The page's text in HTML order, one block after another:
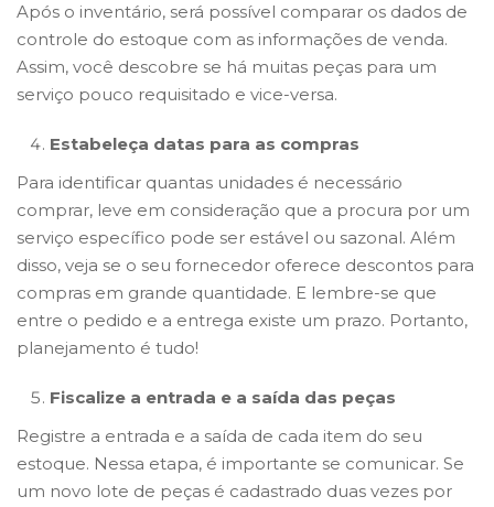
Após o inventário, será possível comparar os dados de
controle do estoque com as informações de venda.
Assim, você descobre se há muitas peças para um
serviço pouco requisitado e vice-versa.
Estabeleça datas para as compras
Para identificar quantas unidades é necessário
comprar, leve em consideração que a procura por um
serviço específico pode ser estável ou sazonal. Além
disso, veja se o seu fornecedor oferece descontos para
compras em grande quantidade. E lembre-se que
entre o pedido e a entrega existe um prazo. Portanto,
planejamento é tudo!
Fiscalize a entrada e a saída das peças
Registre a entrada e a saída de cada item do seu
estoque. Nessa etapa, é importante se comunicar. Se
um novo lote de peças é cadastrado duas vezes por